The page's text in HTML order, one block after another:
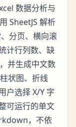
数据分析与
SheetJS 解析
分页、横向滚
计行列数、缺
并生成中文数
状图、折线
户选择 X/Y 字
可运行的单文
，不依